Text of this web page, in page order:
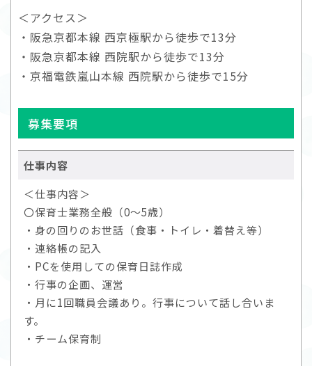
＜アクセス＞
・阪急京都本線 西京極駅から徒歩で13分
・阪急京都本線 西院駅から徒歩で13分
・京福電鉄嵐山本線 西院駅から徒歩で15分
募集要項
仕事内容
＜仕事内容＞
〇保育士業務全般（0～5歳）
・身の回りのお世話（食事・トイレ・着替え等）
・連絡帳の記入
・PCを使用しての保育日誌作成
・行事の企画、運営
・月に1回職員会議あり。行事について話し合いま
す。
・チーム保育制